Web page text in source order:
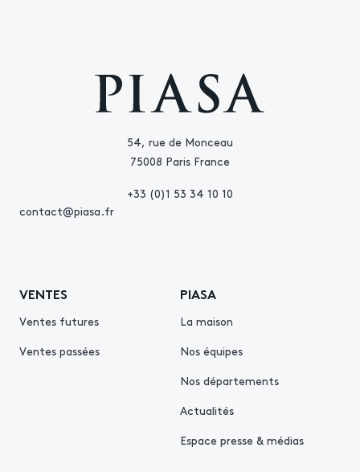
54, rue de Monceau
75008 Paris France
+33 (0)1 53 34 10 10
contact@piasa.fr
VENTES
Ventes futures
Ventes passées
PIASA
La maison
Nos équipes
Nos départements
Actualités
Espace presse & médias